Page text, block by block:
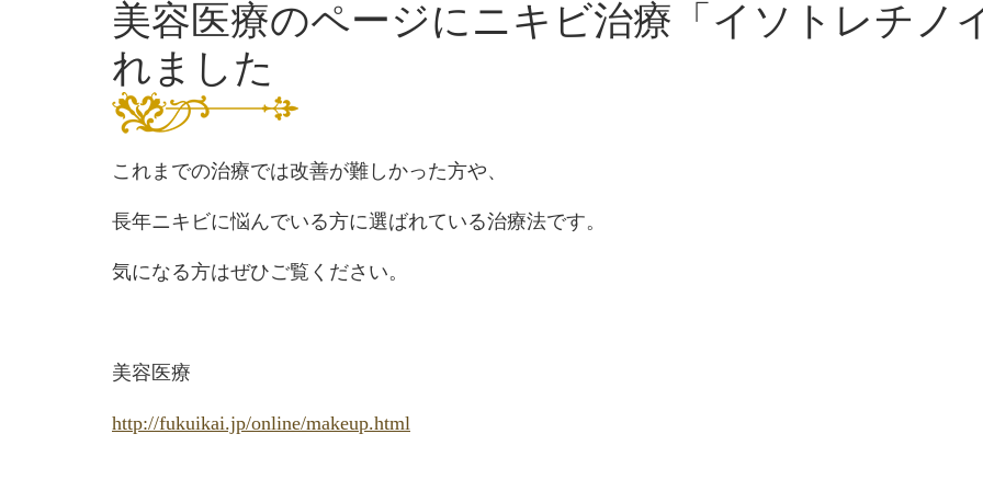
美容医療のページにニキビ治療「イソトレチノ
れました
これまでの治療では改善が難しかった方や、
長年ニキビに悩んでいる方に選ばれている治療法です。
気になる方はぜひご覧ください。
美容医療
http://fukuikai.jp/online/makeup.html